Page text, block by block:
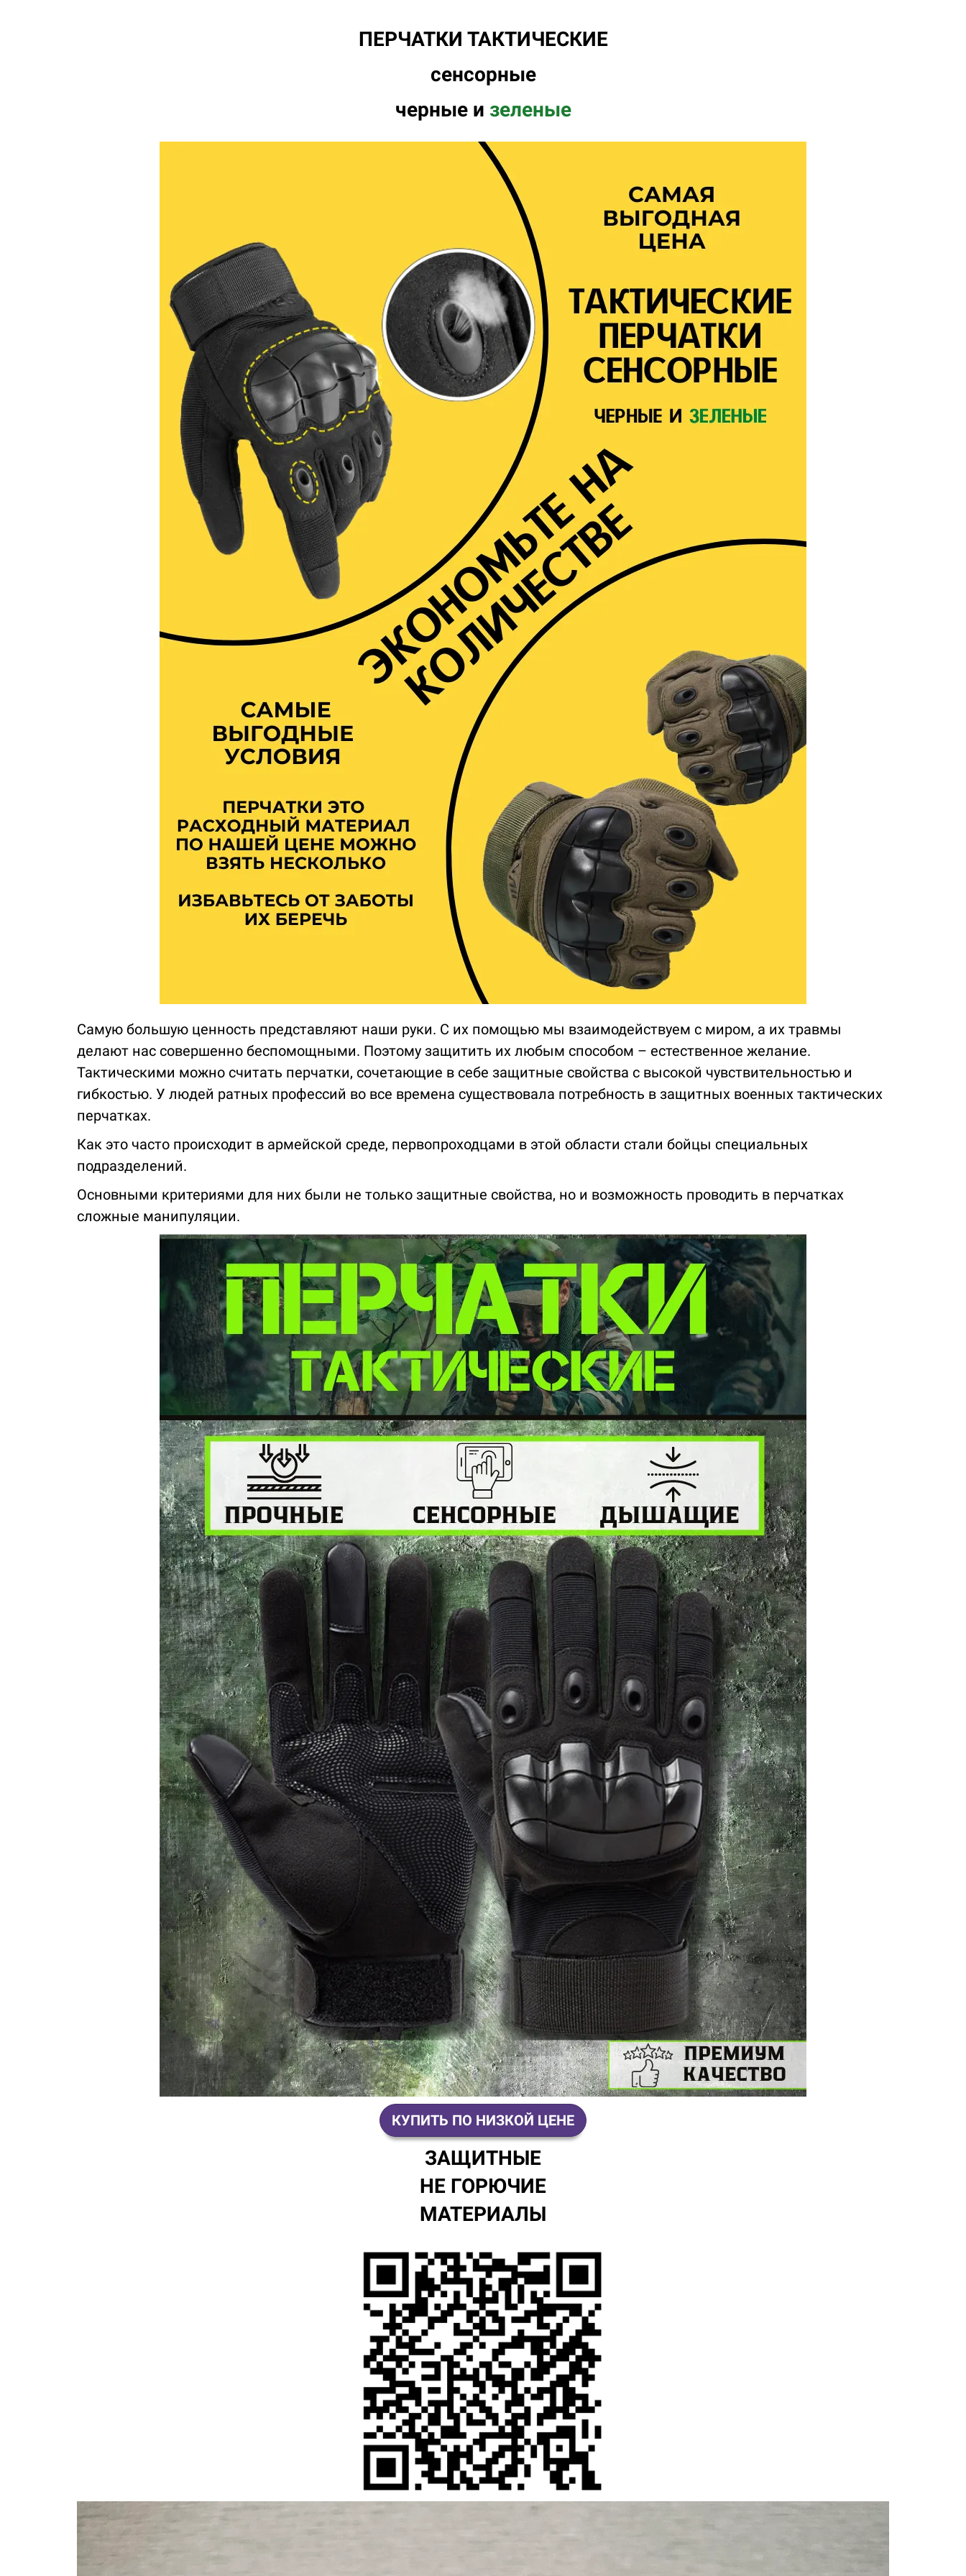
ПЕРЧАТКИ ТАКТИЧЕСКИЕ
сенсорные
черные и зеленые
Самую большую ценность представляют наши руки. С их помощью мы взаимодействуем с миром, а их травмы
делают нас совершенно беспомощными. Поэтому защитить их любым способом – естественное желание.
Тактическими можно считать перчатки, сочетающие в себе защитные свойства с высокой чувствительностью и
гибкостью. У людей ратных профессий во все времена существовала потребность в защитных военных тактических
перчатках.
Как это часто происходит в армейской среде, первопроходцами в этой области стали бойцы специальных
подразделений.
Основными критериями для них были не только защитные свойства, но и возможность проводить в перчатках
сложные манипуляции.
КУПИТЬ ПО НИЗКОЙ ЦЕНЕ
ЗАЩИТНЫЕ
НЕ ГОРЮЧИЕ
МАТЕРИАЛЫ